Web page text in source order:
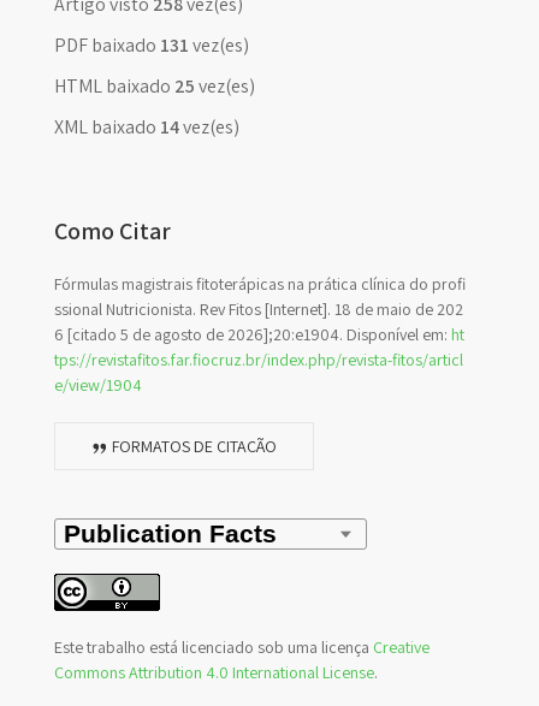
PDF baixado 131vez(es)
HTML baixado 25vez(es)
XML baixado 14vez(es)
Como Citar
Fórmulas magistrais fitoterápicas na prática clínica do profi
ssional Nutricionista. Rev Fitos [Internet]. 18 de maio de 202
6 [citado 5 de agosto de 2026];20:e1904. Disponível em: ht
tps://revistafitos.far.fiocruz.br/index.php/revista-fitos/articl
e/view/1904
FORMATOS DE CITAÇÃO
Este trabalho está licenciado sob uma licença Creative
Commons Attribution 4.0 International License.